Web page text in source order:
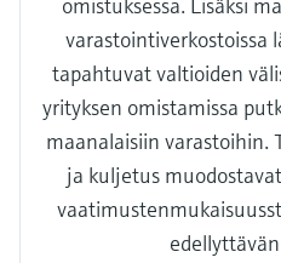
varastointiverkostoissa
tapahtuvat valtioiden
yrityksen omistamissa
maanalaisiin varastoihin.
ja kuljetus